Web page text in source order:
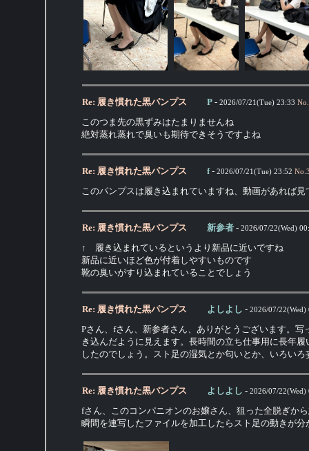
Re: 履き慣れた黒パンプス P - 2026/07/21(Tue) 23:33 No.
このつま先の黒ずみはたまりませんね
絶対蒸れ蒸れで臭いも期待できそうですよね
Re: 履き慣れた黒パンプス f- 2026/07/21(Tue) 23:52 No.
このパンプスは履き込まれていますね、動画があれば
Re: 履き慣れた黒パンプス 新参者 - 2026/07/22(Wed)
↑ 履き込まれているというより新品に近いですね
新品に近いほど色が付着しやすいものです
靴の臭いがすり込まれていることでしょう
Re: 履き慣れた黒パンプス よしよし - 2026/07/22(Wed)
Pさん、fさん、新参者さん、ありがとうございます。
き込んだように見えます。長時間の立ち仕事用に長年
したのでしょう。スト足の湿気とか匂いとか、いろい
Re: 履き慣れた黒パンプス よしよし - 2026/07/22(Wed)
fさん、このコンパニオンのお嬢さん、狙った全脱ぎか
瞬間を連写したファイルを加工したらスト足の動きが